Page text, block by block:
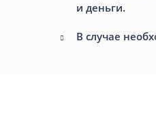
и деньги.
В случае